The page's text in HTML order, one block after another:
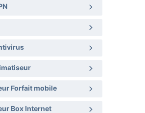
Forfait mobile
Box Internet